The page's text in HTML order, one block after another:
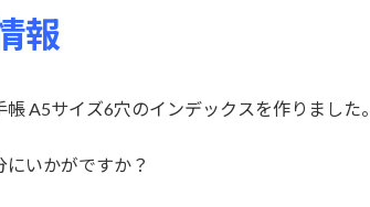
報
帳 A5サイズ6穴のインデックスを作りました。
にいかがですか？